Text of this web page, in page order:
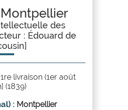
des
: Édouard de
1re livraison (1er août
(1839)
: Montpellier